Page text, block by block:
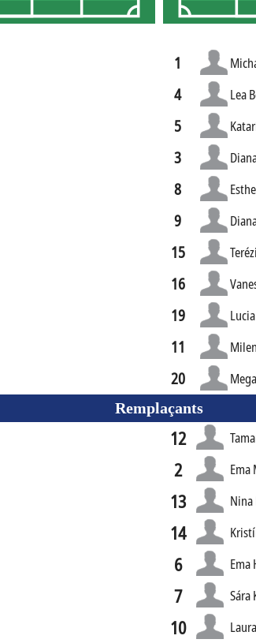
1
4 Lea
5
3
8
9
15
16
19
11
20
Remplaçants
12
2 Ema
13 Nina
14
6 Ema
7 Sára
10